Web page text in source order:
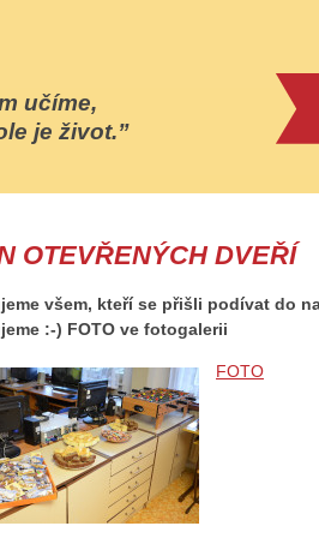
učíme,
je život.
OTEVŘENÝCH DVEŘÍ
všem, kteří se přišli podívat do
:-) FOTO ve fotogalerii
FOTO